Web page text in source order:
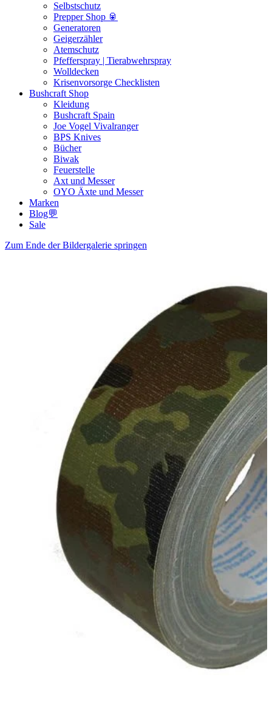
Selbstschutz
Prepper Shop 🥫
Generatoren
Geigerzähler
Atemschutz
Pfefferspray | Tierabwehrspray
Wolldecken
Krisenvorsorge Checklisten
Bushcraft Shop
Kleidung
Bushcraft Spain
Joe Vogel Vivalranger
BPS Knives
Bücher
Biwak
Feuerstelle
Axt und Messer
OYO Äxte und Messer
Marken
Blog💬
Sale
Zum Ende der Bildergalerie springen